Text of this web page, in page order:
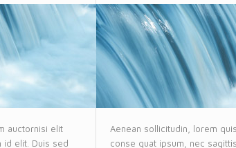
auctornisi elit
id elit. Duis sed
Aenean sollicitudin, lorem
conse quat ipsum, nec